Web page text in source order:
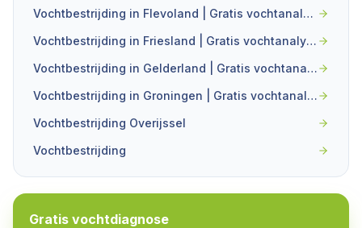
Vochtbestrijding in Flevoland | Gratis vochtanalyse
Vochtbestrijding in Friesland | Gratis vochtanalyse
Vochtbestrijding in Gelderland | Gratis vochtanalyse
Vochtbestrijding in Groningen | Gratis vochtanalyse
Vochtbestrijding Overijssel
Vochtbestrijding
Gratis vochtdiagnose